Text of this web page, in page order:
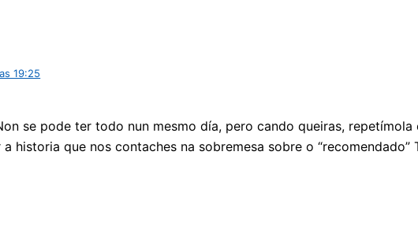
19:25
se pode ter todo nun mesmo día, pero cando queiras,
historia que nos contaches na sobremesa sobre o “recomendado”